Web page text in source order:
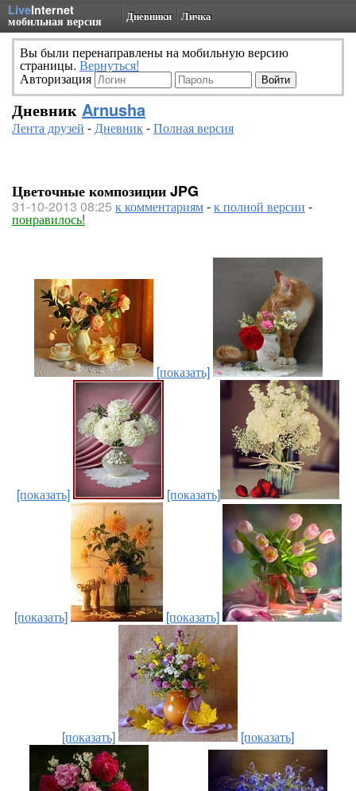
LiveInternet
мобильная версия Дневники Личка
Вы были перенаправлены на мобильную версию
страницы. Вернуться!
Авторизация
Дневник Arnusha
Лента друзей -Дневник-Полная версия
Цветочные композиции JPG
31-10-2013 08:25 к комментариям-к полной версии -
понравилось!
[показать]
[показать] [показать]
[показать] [показать]
[показать] [показать]